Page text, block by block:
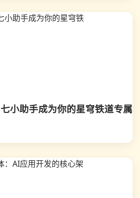
小助手成为你的星穹铁道专属